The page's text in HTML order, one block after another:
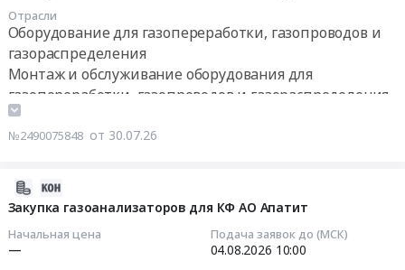
Отрасли
Оборудование для газопереработки, газопроводов и
газораспределения
Монтаж и обслуживание оборудования для
газопереработки, газопроводов и газораспределения
№2490075848 от 30.07.26
Закупка газоанализаторов для КФ АО Апатит
Начальная цена
—
Подача заявок до (МСК)
04.08.2026 10:00